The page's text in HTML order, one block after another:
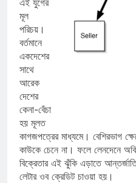
মূল
পরিচয়।
বর্তমানে
একদেশের
সাথে
আরেক
দেশের
কেনা-বেঁচা
হয় মূলত
কাগজপত্রের মাধ্যমে। বেশিরভাগ
কাউকে চেনে না। ফলে লেনদেনে
বিক্রেতার এই ঝুঁকি এড়াতে
লেটার ওব ক্রেডিট চাওয়া হয়।